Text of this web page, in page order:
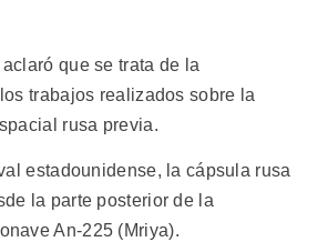
que se trata de la
trabajos realizados sobre la
rusa previa.
estadounidense, la cápsula rusa
la parte posterior de la
An-225 (Mriya).